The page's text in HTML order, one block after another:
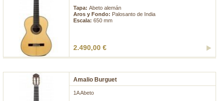
Tapa: Abeto alemán
Aros y Fondo: Palosanto de India
Escala: 650 mm
2.490,00 €
Amalio Burguet
1A Abeto